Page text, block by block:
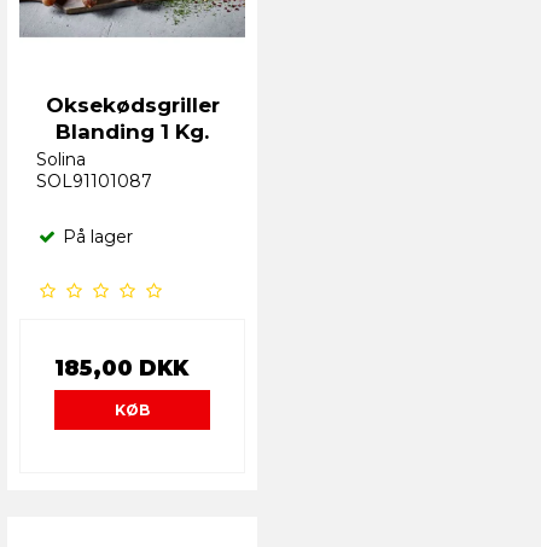
Oksekødsgriller
Blanding 1 Kg.
Solina
SOL91101087
På lager
185,00 DKK
KØB